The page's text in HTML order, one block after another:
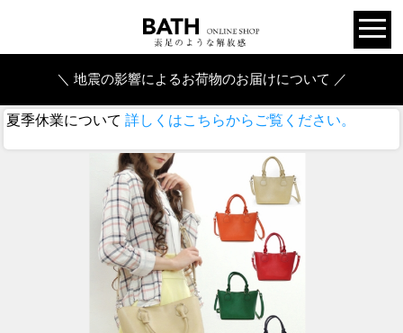
＼ 地震の影響によるお荷物のお届けについて ／
夏季休業について 詳しくはこちらからご覧ください。